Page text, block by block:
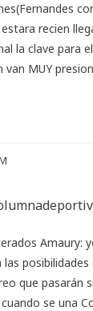
recien
la clave para
van MUY
Amaury:
posibilidades
que pasarán
se una